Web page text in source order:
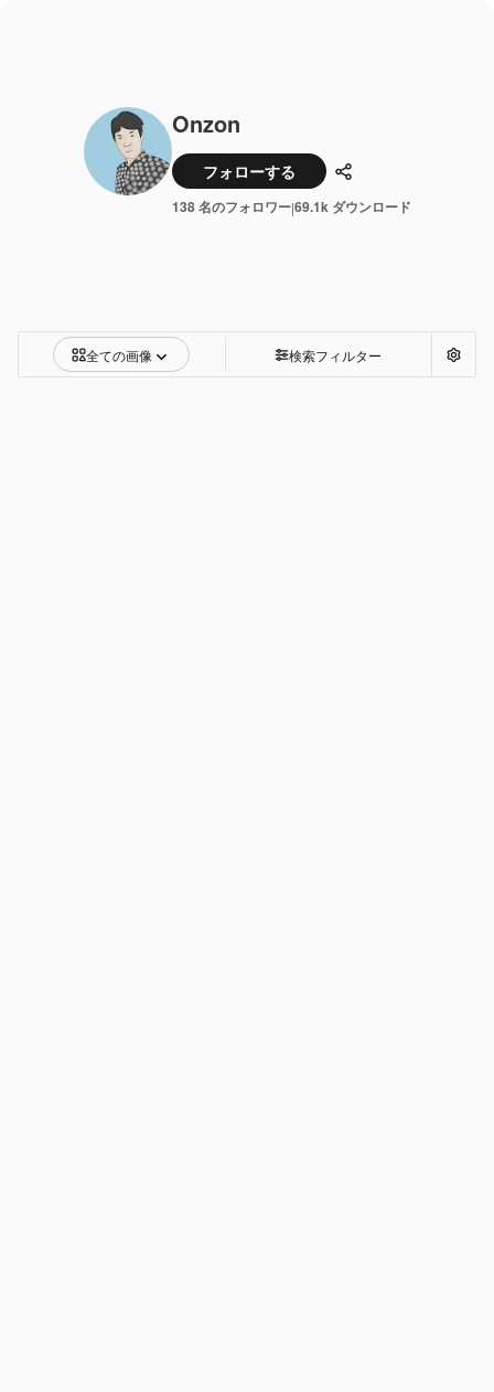
Onzon
フォローする 共有
138 名のフォロワー|69.1k ダウンロード
全ての画像 検索フィルター